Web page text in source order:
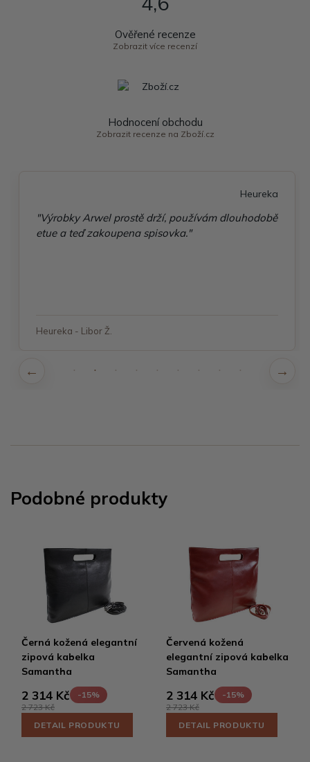
Ověřené recenze
Zobrazit více recenzí
Hodnocení obchodu
Zobrazit recenze na Zboží.cz
Heureka
"Výrobky Arwel prostě drží, používám dlouhodobě
etue a teď zakoupena spisovka."
Heureka - Libor Ž.
Podobné produkty
Černá kožená elegantní
zipová kabelka
Samantha
2 314 Kč
-15%
2 723 Kč
DETAIL PRODUKTU
Červená kožená
elegantní zipová kabelka
Samantha
2 314 Kč
-15%
2 723 Kč
DETAIL PRODUKTU